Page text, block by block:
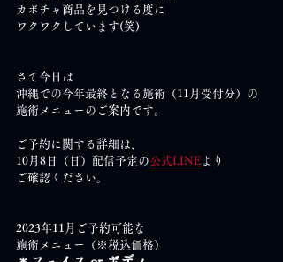
カボチャ商品を見つける度に
ワクワクしています(笑)
さて今日は
沖縄での今年最終となる施術（11月受付分）の
施術メニューのご案内です。
ご予約に関する詳細は、
10月8日（日）配信予定の公式LINE より
ご確認ください。
2023年11月ご予約可能な
施術メニュー（※税込価格）